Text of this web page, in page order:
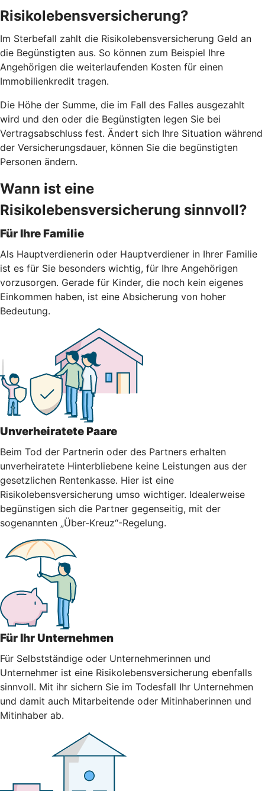
Risikolebensversicherung?
Im Sterbefall zahlt die Risikolebensversicherung Geld an
die Begünstigten aus. So können zum Beispiel Ihre
Angehörigen die weiterlaufenden Kosten für einen
Immobilienkredit tragen.
Die Höhe der Summe, die im Fall des Falles ausgezahlt
wird und den oder die Begünstigten legen Sie bei
Vertragsabschluss fest. Ändert sich Ihre Situation während
der Versicherungsdauer, können Sie die begünstigten
Personen ändern.
Wann ist eine
Risikolebensversicherung sinnvoll?
Für Ihre Familie
Als Hauptverdienerin oder Hauptverdiener in Ihrer Familie
ist es für Sie besonders wichtig, für Ihre Angehörigen
vorzusorgen. Gerade für Kinder, die noch kein eigenes
Einkommen haben, ist eine Absicherung von hoher
Bedeutung.
Unverheiratete Paare
Beim Tod der Partnerin oder des Partners erhalten
unverheiratete Hinterbliebene keine Leistungen aus der
gesetzlichen Rentenkasse. Hier ist eine
Risikolebensversicherung umso wichtiger. Idealerweise
begünstigen sich die Partner gegenseitig, mit der
sogenannten „Über-Kreuz“-Regelung.
Für Ihr Unternehmen
Für Selbstständige oder Unternehmerinnen und
Unternehmer ist eine Risikolebensversicherung ebenfalls
sinnvoll. Mit ihr sichern Sie im Todesfall Ihr Unternehmen
und damit auch Mitarbeitende oder Mitinhaberinnen und
Mitinhaber ab.